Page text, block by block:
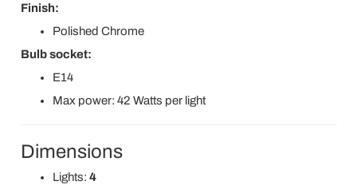
Finish:
Polished Chrome
Bulb socket:
E14
Max power: 42 Watts per light
Dimensions
Lights: 4